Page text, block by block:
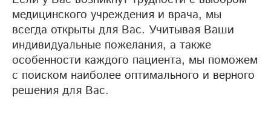
медицинского учреждения и врача, мы
всегда открыты для Вас. Учитывая Ваши
индивидуальные пожелания, а также
особенности каждого пациента, мы поможем
с поиском наиболее оптимального и верного
решения для Вас.